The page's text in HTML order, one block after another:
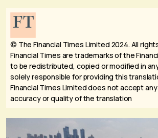
© The Financial Times Limited 2024. All
Financial Times are trademarks of the
to be redistributed, copied or modified in
solely responsible for providing this
Financial Times Limited does not accept
accuracy or quality of the translation